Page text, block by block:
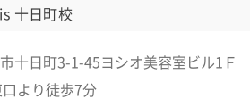
十日町校
十日町3-1-45ヨシオ美容室ビル1Ｆ
より徒歩7分